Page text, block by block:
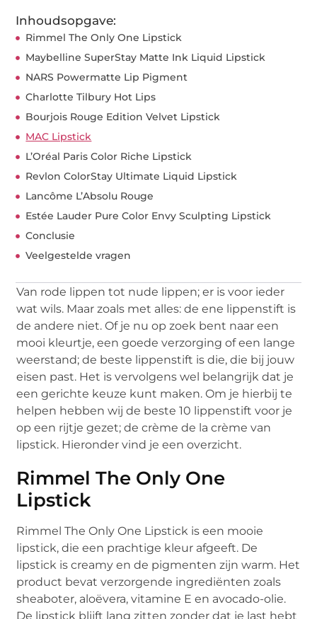
Inhoudsopgave:
Rimmel The Only One Lipstick
Maybelline SuperStay Matte Ink Liquid Lipstick
NARS Powermatte Lip Pigment
Charlotte Tilbury Hot Lips
Bourjois Rouge Edition Velvet Lipstick
MAC Lipstick
L’Oréal Paris Color Riche Lipstick
Revlon ColorStay Ultimate Liquid Lipstick
Lancôme L’Absolu Rouge
Estée Lauder Pure Color Envy Sculpting Lipstick
Conclusie
Veelgestelde vragen
Van rode lippen tot nude lippen; er is voor ieder
wat wils. Maar zoals met alles: de ene lippenstift is
de andere niet. Of je nu op zoek bent naar een
mooi kleurtje, een goede verzorging of een lange
weerstand; de beste lippenstift is die, die bij jouw
eisen past. Het is vervolgens wel belangrijk dat je
een gerichte keuze kunt maken. Om je hierbij te
helpen hebben wij de beste 10 lippenstift voor je
op een rijtje gezet; de crème de la crème van
lipstick. Hieronder vind je een overzicht.
Rimmel The Only One
Lipstick
Rimmel The Only One Lipstick is een mooie
lipstick, die een prachtige kleur afgeeft. De
lipstick is creamy en de pigmenten zijn warm. Het
product bevat verzorgende ingrediënten zoals
sheaboter, aloëvera, vitamine E en avocado-olie.
De lipstick blijft lang zitten zonder dat je last hebt